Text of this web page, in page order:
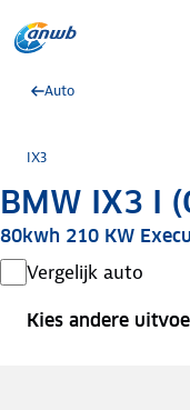
Auto
IX3
BMW IX3 I
80kwh 210 KW
Vergelijk auto
Kies andere